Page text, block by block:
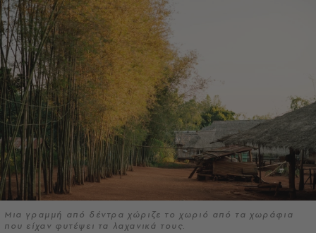
Μια γραμμή από δέντρα χώριζε το χωριό από τα χωράφια
που είχαν φυτέψει τα λαχανικά τους.